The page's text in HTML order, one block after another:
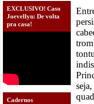
EXCLUSIVO! Caso
Joevellyn: De volta
pra casa!
Cadernos